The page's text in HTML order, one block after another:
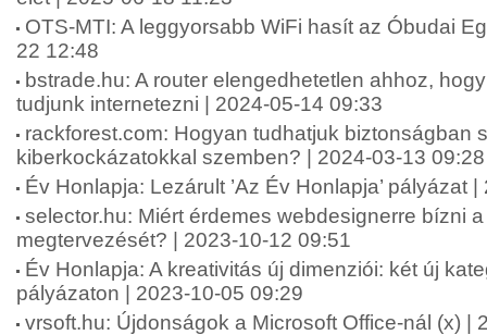
OTS-MTI: A leggyorsabb WiFi hasít az Óbudai
22 12:48
bstrade.hu: A router elengedhetetlen ahhoz,
tudjunk internetezni | 2024-05-14 09:33
rackforest.com: Hogyan tudhatjuk biztonságban
kiberkockázatokkal szemben? | 2024-03-13 09:28
Év Honlapja: Lezárult ’Az Év Honlapja’ pályázat
selector.hu: Miért érdemes webdesignerre bízni
megtervezését? | 2023-10-12 09:51
Év Honlapja: A kreativitás új dimenziói: két új
pályázaton | 2023-10-05 09:29
vrsoft.hu: Újdonságok a Microsoft Office-nál (x) |